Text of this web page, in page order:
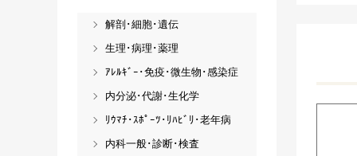
解剖･細胞･遺伝
生理･病理･薬理
ｱﾚﾙｷﾞｰ･免疫･微生物･感染症
内分泌･代謝･生化学
ﾘｳﾏﾁ･ｽﾎﾟｰﾂ･ﾘﾊﾋﾞﾘ･老年病
内科一般･診断･検査